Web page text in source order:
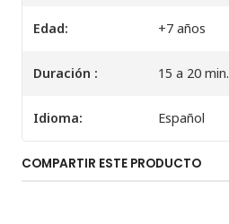
Edad: +7 años
Duración : 15 a 20 min.
Idioma: Español
COMPARTIR ESTE PRODUCTO